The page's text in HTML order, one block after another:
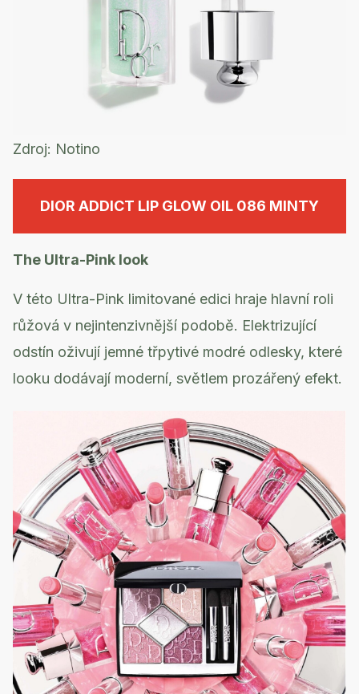
Zdroj: Notino
DIOR ADDICT LIP GLOW OIL 086 MINTY
The Ultra-Pink look
V této Ultra-Pink limitované edici hraje hlavní roli
růžová v nejintenzivnější podobě. Elektrizující
odstín oživují jemné třpytivé modré odlesky, které
looku dodávají moderní, světlem prozářený efekt.